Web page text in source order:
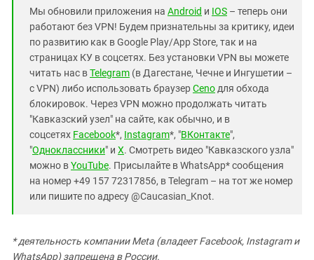
Мы обновили приложения на Android и IOS – теперь они
работают без VPN! Будем признательны за критику, идеи
по развитию как в Google Play/App Store, так и на
страницах КУ в соцсетях. Без установки VPN вы можете
читать нас вTelegram (в Дагестане, Чечне и Ингушетии –
с VPN) либо использовать браузерCeno для обхода
блокировок. Через VPN можно продолжать читать
"Кавказский узел" на сайте, как обычно, и в
соцсетях Facebook*, Instagram*, "ВКонтакте",
"Одноклассники" и X. Смотреть видео "Кавказского узла"
можно вYouTube. Присылайте в WhatsApp* сообщения
на номер +49 157 72317856, в Telegram – на тот же номер
или пишите по адресу @Caucasian_Knot.
*деятельность компании Meta (владеет Facebook, Instagram и
WhatsApp) запрещена в России.